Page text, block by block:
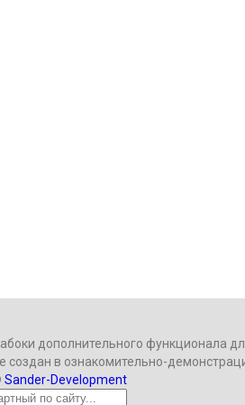
дополнительного функционала
создан в ознакомительно-
Sander-Development